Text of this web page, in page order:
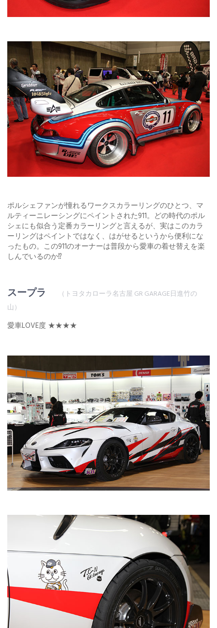
ポルシェファンが憧れるワークスカラーリングのひとつ、マ
ルティーニレーシングにペイントされた911。どの時代のポル
シェにも似合う定番カラーリングと言えるが、実はこのカラ
ーリングはペイントではなく、はがせるというから便利にな
ったもの。この911のオーナーは普段から愛車の着せ替えを楽
しんでいるのか⁉
スープラ
（トヨタカローラ名古屋 GR GARAGE日進竹の
山）
愛車LOVE度 ★★★★